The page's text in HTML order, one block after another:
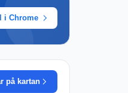
i Chrome
på kartan